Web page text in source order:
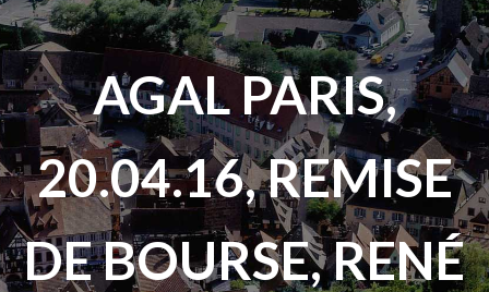
AGAL PARIS,
20.04.16, REMISE
DE BOURSE, RENÉ